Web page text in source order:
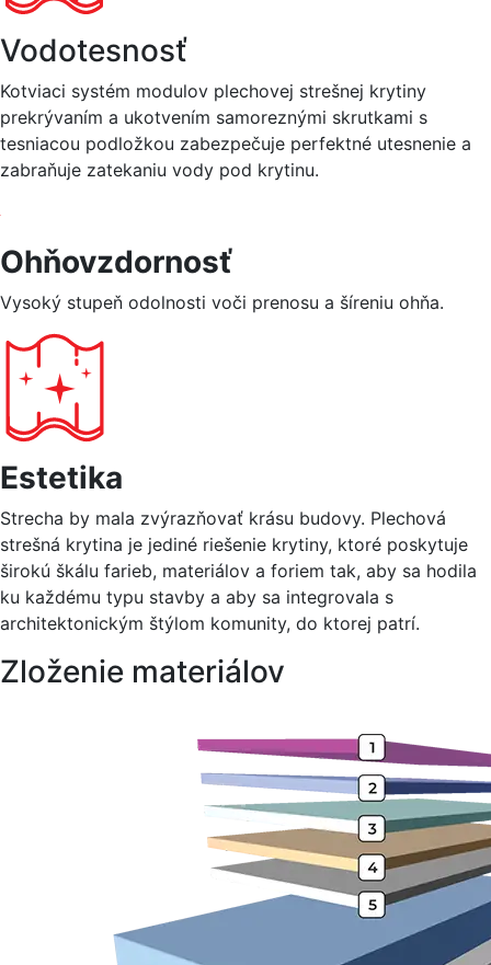
Vodotesnosť
Kotviaci systém modulov plechovej strešnej krytiny
prekrývaním a ukotvením samoreznými skrutkami s
tesniacou podložkou zabezpečuje perfektné utesnenie a
zabraňuje zatekaniu vody pod krytinu.
Ohňovzdornosť
Vysoký stupeň odolnosti voči prenosu a šíreniu ohňa.
Estetika
Strecha by mala zvýrazňovať krásu budovy. Plechová
strešná krytina je jediné riešenie krytiny, ktoré poskytuje
širokú škálu farieb, materiálov a foriem tak, aby sa hodila
ku každému typu stavby a aby sa integrovala s
architektonickým štýlom komunity, do ktorej patrí.
Zloženie materiálov